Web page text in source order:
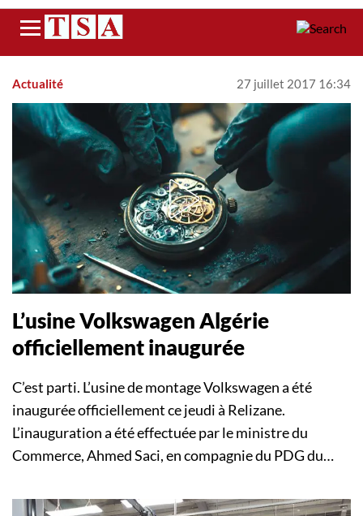
Menu
Actualité 27 juillet 2017 16:34
L’usine Volkswagen Algérie
officiellement inaugurée
C’est parti. L’usine de montage Volkswagen a été
inaugurée officiellement ce jeudi à Relizane.
L’inauguration a été effectuée par le ministre du
Commerce, Ahmed Saci, en compagnie du PDG du…